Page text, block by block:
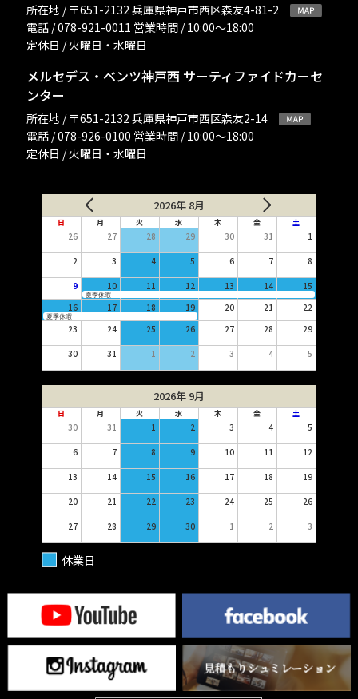
所在地 / 〒651-2132 兵庫県神戸市西区森友4-81-2
電話 / 078-921-0011 営業時間 / 10:00〜18:00
定休日 / 火曜日・水曜日
メルセデス・ベンツ神戸西 サーティファイドカーセ
ンター
所在地 / 〒651-2132 兵庫県神戸市西区森友2-14
電話 / 078-926-0100 営業時間 / 10:00〜18:00
定休日 / 火曜日・水曜日
2026年 8月
日 月 火 水 木 金 土
26 27 28 29 30 31 1
2 3 4 5 6 7 8
9 10 11 12 13 14 15
夏季休暇
16 17 18 19 20 21 22
夏季休暇
23 24 25 26 27 28 29
30 31 1 2 3 4 5
2026年 9月
日 月 火 水 木 金 土
30 31 1 2 3 4 5
6 7 8 9 10 11 12
13 14 15 16 17 18 19
20 21 22 23 24 25 26
27 28 29 30 1 2 3
休業日